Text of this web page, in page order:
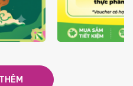
GẮN
GIÁ LUÔN